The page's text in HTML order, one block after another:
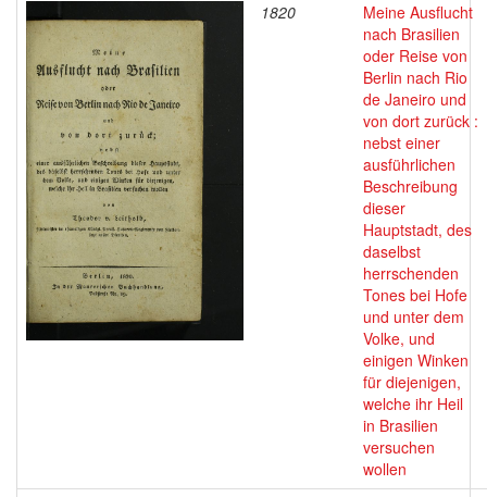
1820
Meine Ausflucht
nach Brasilien
oder Reise von
Berlin nach Rio
de Janeiro und
von dort zurück :
nebst einer
ausführlichen
Beschreibung
dieser
Hauptstadt, des
daselbst
herrschenden
Tones bei Hofe
und unter dem
Volke, und
einigen Winken
für diejenigen,
welche ihr Heil
in Brasilien
versuchen
wollen